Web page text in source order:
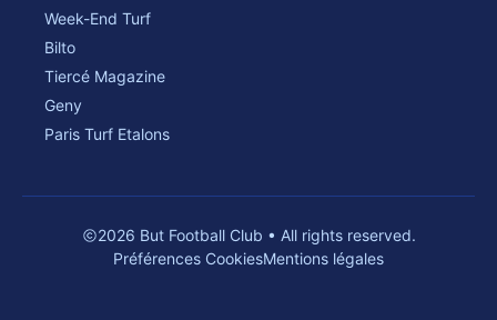
Week-End Turf
Bilto
Tiercé Magazine
Geny
Paris Turf Etalons
2026 But Football Club • All rights reserved.
Préférences CookiesMentions légales